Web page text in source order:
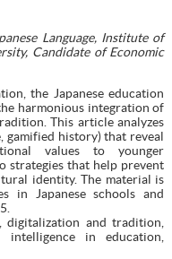
Language, Institute of
Candidate of Economic
the Japanese education
harmonious integration of
This article analyzes
gamified history) that reveal
values to younger
strategies that help prevent
identity. The material is
in Japanese schools and
digitalization and tradition,
in education,